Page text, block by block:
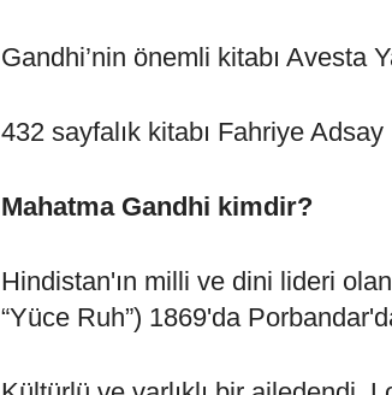
Gandhi’nin önemli kitabı Avesta
432 sayfalık kitabı Fahriye
Mahatma Gandhi kimdir?
Hindistan'ın milli ve dini lideri
“Yüce Ruh”) 1869'da